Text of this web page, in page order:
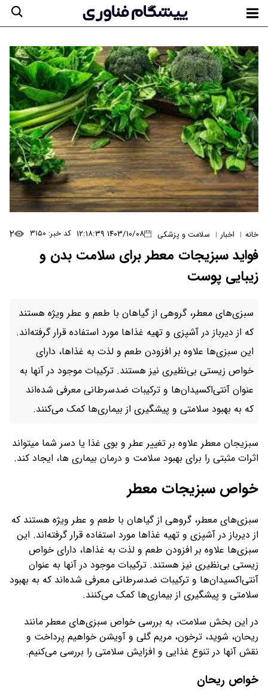
خانه | اخبار | سلامت و پزشکی ۱۴۰۳/۱۰/۰۸ ۱۲:۱۸:۳۹ کد خبر: ۳۱۵۰ ۲
فواید سبزیجات معطر برای سلامت بدن و
زیبایی پوست
سبزی‌های معطر، گروهی از گیاهان با طعم و عطر ویژه هستند
که از دیرباز در آشپزی و تهیه غذاها مورد استفاده قرار گرفته‌اند.
این سبزی‌ها علاوه بر افزودن طعم و لذت به غذاها، دارای
خواص زیستی بی‌نظیری نیز هستند. ترکیبات موجود در آنها به
عنوان آنتی‌اکسیدان‌ها و ترکیبات ضدسرطانی معرفی شده‌اند
که به بهبود سلامتی و پیشگیری از بیماری‌ها کمک می‌کنند.
سبزیجان معطر علاوه بر تغییر عطر و بوی غذا یا دسر شما میتواند
اثرات مثبتی را برای بهبود سلامت و درمان بیماری ها، ایجاد کند.
خواص سبزیجات معطر
سبزی‌های معطر، گروهی از گیاهان با طعم و عطر ویژه هستند که
از دیرباز در آشپزی و تهیه غذاها مورد استفاده قرار گرفته‌اند. این
سبزی‌ها علاوه بر افزودن طعم و لذت به غذاها، دارای خواص
زیستی بی‌نظیری نیز هستند. ترکیبات موجود در آنها به عنوان
آنتی‌اکسیدان‌ها و ترکیبات ضدسرطانی معرفی شده‌اند که به بهبود
سلامتی و پیشگیری از بیماری‌ها کمک می‌کنند.
در این بخش سلامت، به بررسی خواص سبزی‌های معطر مانند
ریحان، شوید، ترخون، مریم گلی و آویشن خواهیم پرداخت و
نقش آنها در تنوع غذایی و افزایش سلامتی را بررسی می‌کنیم.
خواص ریحان